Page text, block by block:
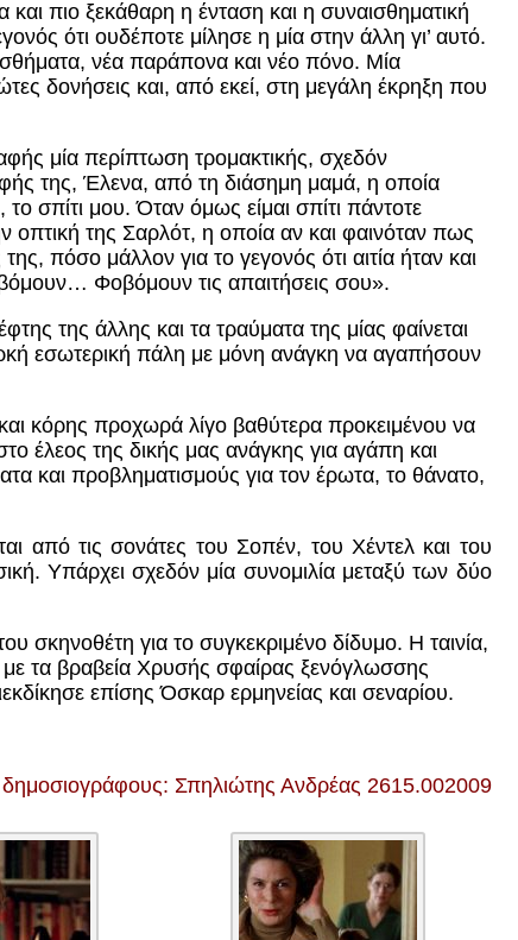
πιο ξεκάθαρη η ένταση και η συναισθηματική
ότι ουδέποτε μίλησε η μία στην άλλη γι’ αυτό.
νέα παράπονα και νέο πόνο. Μία
δονήσεις και, από εκεί, στη μεγάλη έκρηξη που
μία περίπτωση τρομακτικής, σχεδόν
της, Έλενα, από τη διάσημη μαμά, η οποία
σπίτι μου. Όταν όμως είμαι σπίτι πάντοτε
οπτική της Σαρλότ, η οποία αν και φαινόταν πως
πόσο μάλλον για το γεγονός ότι αιτία ήταν και
Φοβόμουν τις απαιτήσεις σου».
της άλλης και τα τραύματα της μίας φαίνεται
εσωτερική πάλη με μόνη ανάγκη να αγαπήσουν
κόρης προχωρά λίγο βαθύτερα προκειμένου να
έλεος της δικής μας ανάγκης για αγάπη και
και προβληματισμούς για τον έρωτα, το θάνατο,
από τις σονάτες του Σοπέν, του Χέντελ και του
Υπάρχει σχεδόν μία συνομιλία μεταξύ των δύο
σκηνοθέτη για το συγκεκριμένο δίδυμο. Η ταινία,
με τα βραβεία Χρυσής σφαίρας ξενόγλωσσης
επίσης Όσκαρ ερμηνείας και σεναρίου.
δημοσιογράφους: Σπηλιώτης Ανδρέας 2615.002009